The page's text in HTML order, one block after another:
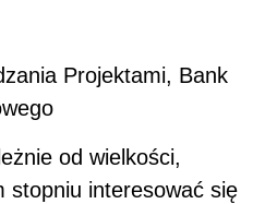
Projektami, Bank
od wielkości,
stopniu interesować się